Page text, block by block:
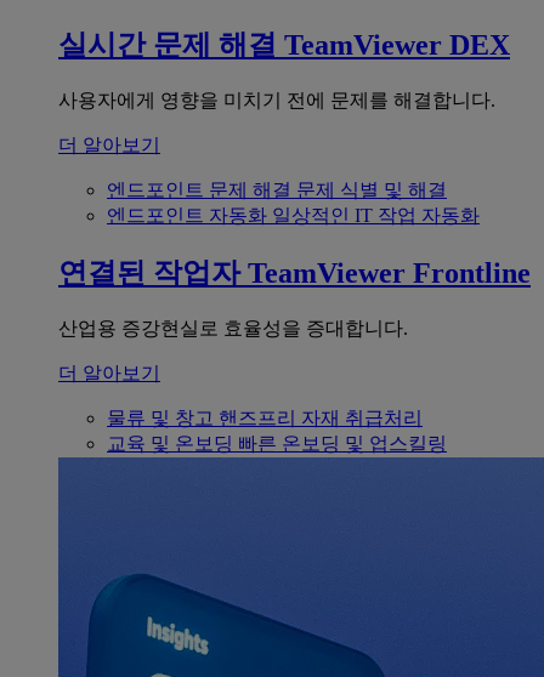
실시간 문제 해결 TeamViewer DEX
사용자에게 영향을 미치기 전에 문제를 해결합니다.
더 알아보기
엔드포인트 문제 해결 문제 식별 및 해결
엔드포인트 자동화 일상적인 IT 작업 자동화
연결된 작업자 TeamViewer Frontline
산업용 증강현실로 효율성을 증대합니다.
더 알아보기
물류 및 창고 핸즈프리 자재 취급처리
교육 및 온보딩 빠른 온보딩 및 업스킬링